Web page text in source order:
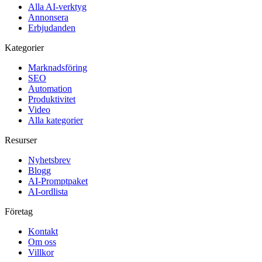
Alla AI-verktyg
Annonsera
Erbjudanden
Kategorier
Marknadsföring
SEO
Automation
Produktivitet
Video
Alla kategorier
Resurser
Nyhetsbrev
Blogg
AI-Promptpaket
AI-ordlista
Företag
Kontakt
Om oss
Villkor